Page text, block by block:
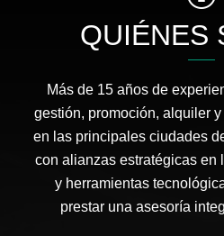
QUIÉNES
Más de 15 años de
gestión, promoción, alquiler
en las principales ciudades
con alianzas estratégicas en
y herramientas
prestar una asesoría